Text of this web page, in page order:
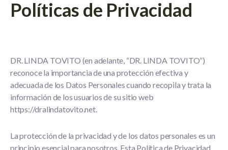
Políticas de Privacidad
DR. LINDA TOVITO (en adelante, “DR. LINDA TOVITO”)
reconoce la importancia de una protección efectiva y
adecuada de los Datos Personales cuando recopila y trata la
información de los usuarios de su sitio web
https://dralindatovito.net.
La protección de la privacidad y de los datos personales es un
principio esencial para nosotros. Esta Política de Privacidad